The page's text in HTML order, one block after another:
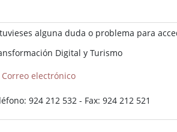
alguna duda o problema para
Digital y Turismo
Correo electrónico
924 212 532 - Fax: 924 212 521